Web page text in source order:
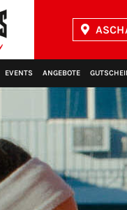
EVENTS ANGEBOTE